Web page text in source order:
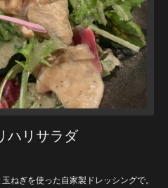
ハリサラダ
ねぎを使った自家製ドレッシングで。